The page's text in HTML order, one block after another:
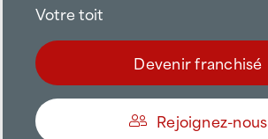
Votre toit
Devenir franchisé
Rejoignez-nous